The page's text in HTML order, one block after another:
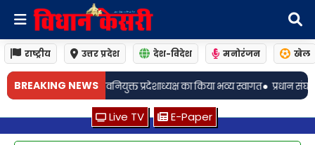
राष्ट्रीय उत्तर प्रदेश देश-विदेश मनोरंजन खेल
BREAKING NEWS
का किया भव्य स्वागत • प्रधान संघ अध्यक्ष के भतीजे ने भाजयुमो के नवनियुक्त
Live TV E-Paper